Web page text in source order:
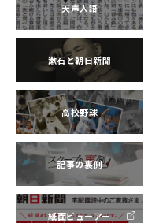
天声人語
漱石と朝日新聞
高校野球
記事の裏側
紙面ビューアー